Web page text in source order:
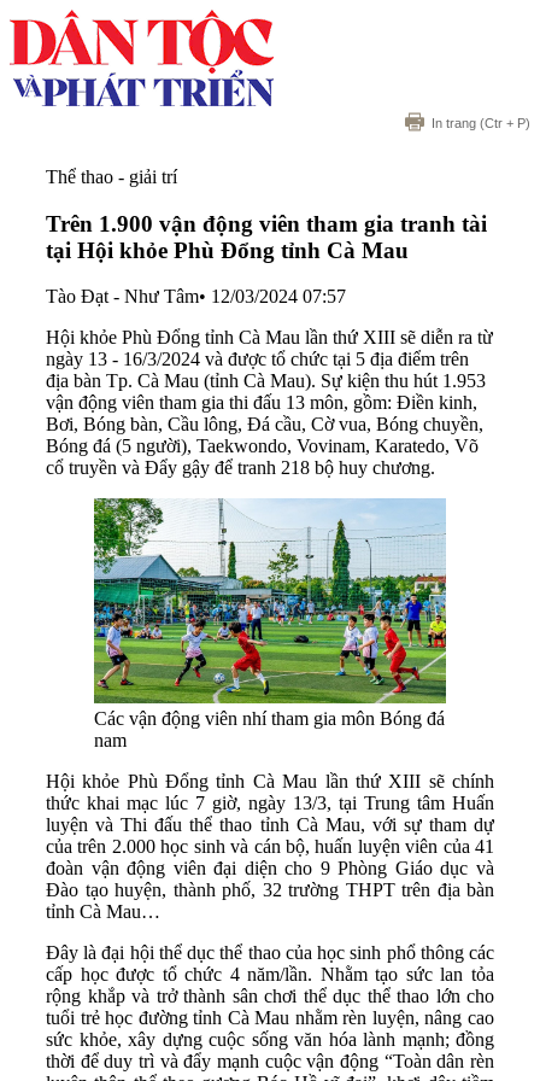
In trang (Ctr + P)
Thể thao - giải trí
Trên 1.900 vận động viên tham gia tranh tài
tại Hội khỏe Phù Đổng tỉnh Cà Mau
Tào Đạt - Như Tâm• 12/03/2024 07:57
Hội khỏe Phù Đổng tỉnh Cà Mau lần thứ XIII sẽ diễn ra từ
ngày 13 - 16/3/2024 và được tổ chức tại 5 địa điểm trên
địa bàn Tp. Cà Mau (tỉnh Cà Mau). Sự kiện thu hút 1.953
vận động viên tham gia thi đấu 13 môn, gồm: Điền kinh,
Bơi, Bóng bàn, Cầu lông, Đá cầu, Cờ vua, Bóng chuyền,
Bóng đá (5 người), Taekwondo, Vovinam, Karatedo, Võ
cổ truyền và Đẩy gậy để tranh 218 bộ huy chương.
Các vận động viên nhí tham gia môn Bóng đá
nam
Hội khỏe Phù Đổng tỉnh Cà Mau lần thứ XIII sẽ chính
thức khai mạc lúc 7 giờ, ngày 13/3, tại Trung tâm Huấn
luyện và Thi đấu thể thao tỉnh Cà Mau, với sự tham dự
của trên 2.000 học sinh và cán bộ, huấn luyện viên của 41
đoàn vận động viên đại diện cho 9 Phòng Giáo dục và
Đào tạo huyện, thành phố, 32 trường THPT trên địa bàn
tỉnh Cà Mau…
Đây là đại hội thể dục thể thao của học sinh phổ thông các
cấp học được tổ chức 4 năm/lần. Nhằm tạo sức lan tỏa
rộng khắp và trở thành sân chơi thể dục thể thao lớn cho
tuổi trẻ học đường tỉnh Cà Mau nhằm rèn luyện, nâng cao
sức khỏe, xây dựng cuộc sống văn hóa lành mạnh; đồng
thời để duy trì và đẩy mạnh cuộc vận động “Toàn dân rèn